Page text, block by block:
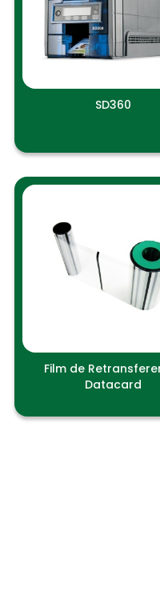
SD360
Film de
Datacard